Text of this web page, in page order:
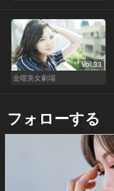
Vol.33
金曜美女劇場
フォローする